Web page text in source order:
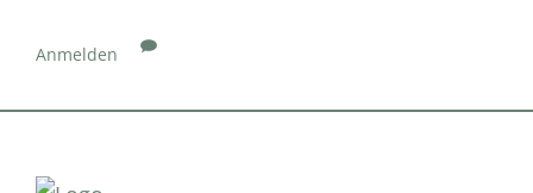
Anmelden